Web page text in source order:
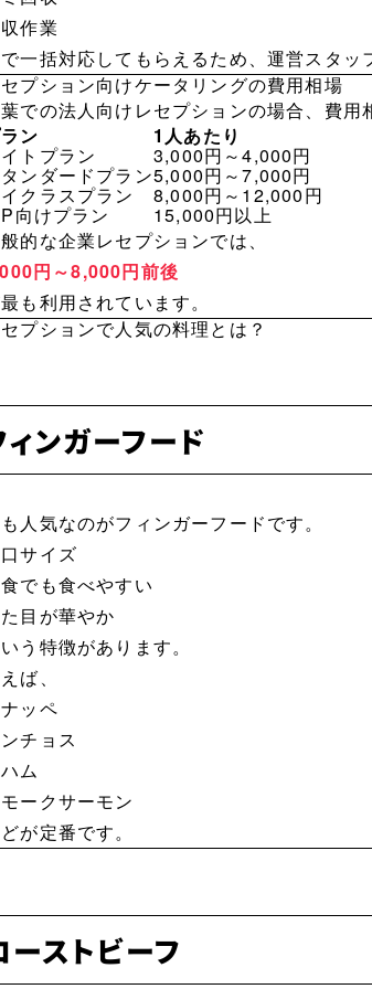
作業
一括対応してもらえるため、運営スタッ
プション向けケータリングの費用相場
での法人向けレセプションの場合、費用
ン
1人あたり
トプラン 3,000円～4,000円
ンダードプラン5,000円～7,000円
クラスプラン 8,000円～12,000円
向けプラン
15,000円以上
的な企業レセプションでは、
円～8,000円前後
も利用されています。
プションで人気の料理とは？
ィンガーフード
人気なのがフィンガーフードです。
サイズ
でも食べやすい
目が華やか
う特徴があります。
ば、
ッペ
チョス
ム
ークサーモン
が定番です。
ーストビーフ